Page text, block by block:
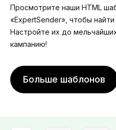
Просмотрите наши HTML
«ExpertSender», чтобы
Настройте их до
кампанию!
Больше шаблонов